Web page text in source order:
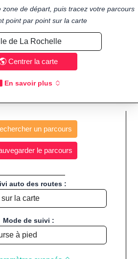
de départ, puis tracez votre parcours
point par point sur la carte
Centrer la carte
En savoir plus
un parcours
le parcours
auto des routes :
Mode de suivi :